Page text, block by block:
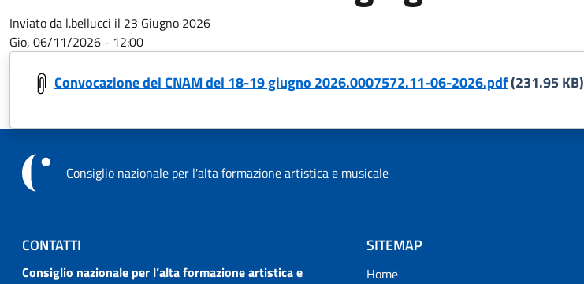
Inviato da l.bellucci il 23 Giugno 2026
Gio, 06/11/2026 - 12:00
Convocazione del CNAM del 18-19 giugno 2026.0007572.11-06-2026.pdf(231.95 KB)
Consiglio nazionale per l'alta formazione artistica e musicale
CONTATTI
Consiglio nazionale per l’alta formazione artistica e
SITEMAP
Home